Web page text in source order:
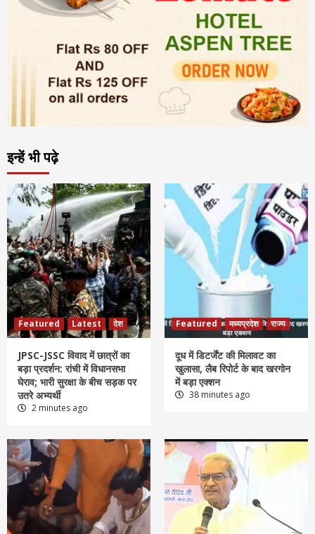
इन्हें भी पढ़े
Featured Latest देश
JPSC-JSSC विवाद में छात्रों का
बड़ा प्रदर्शन: रांची में विधानसभा
घेराव; भारी सुरक्षा के बीच सड़क पर
उतरे अभ्यर्थी
2 minutes ago
Featured मध्यप्रदेश राज्य
दूध में डिटर्जेंट की मिलावट का
खुलासा, लैब रिपोर्ट के बाद खरगोन
में बड़ा एक्शन
38 minutes ago